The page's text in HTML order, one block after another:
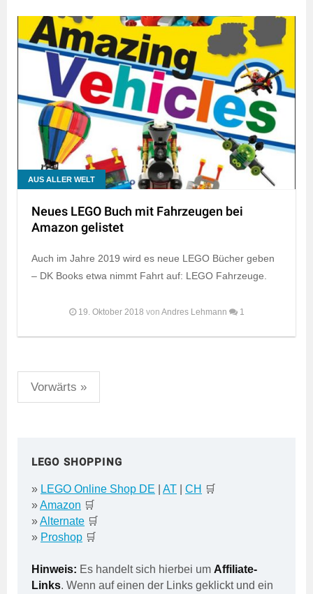
AUS ALLER WELT
Neues LEGO Buch mit Fahrzeugen bei
Amazon gelistet
Auch im Jahre 2019 wird es neue LEGO Bücher geben
– DK Books etwa nimmt Fahrt auf: LEGO Fahrzeuge.
19. Oktober 2018 von Andres Lehmann 1
Seitennummerierung
der
Vorwärts »
LEGO SHOPPING
» LEGO Online Shop DE AT CH 🛒
»Amazon 🛒
»Alternate 🛒
» Proshop 🛒
Hinweis: Es handelt sich hierbei um Affiliate-
Links. Wenn auf einen der Links geklickt und ein